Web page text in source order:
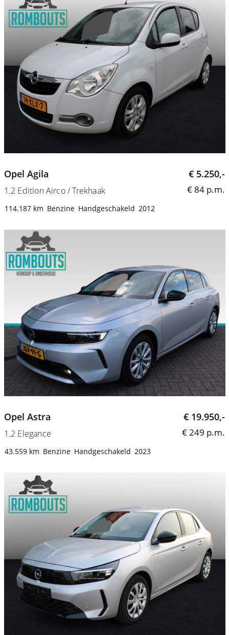
Opel Agila
1.2 Edition Airco / Trekhaak
€ 5.250,-
€ 84 p.m.
114.187 km Benzine Handgeschakeld 2012
Opel Astra
1.2 Elegance
€ 19.950,-
€ 249 p.m.
43.559 km Benzine Handgeschakeld 2023